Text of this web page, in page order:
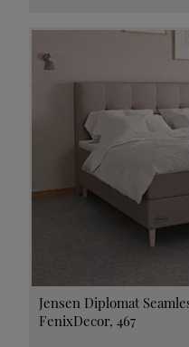
Jensen Diplomat
FenixDecor, 467